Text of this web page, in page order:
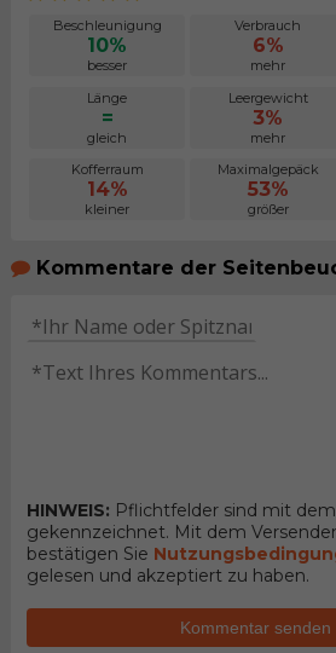
Beschleunigung
10%
besser
Verbrauch
6%
mehr
Länge
=
gleich
Leergewicht
3%
mehr
Kofferraum
14%
kleiner
Maximalgepäck
53%
größer
Kommentare der
HINWEIS: Pflichtfelder sind mit
gekennzeichnet. Mit dem
bestätigen Sie
gelesen und akzeptiert zu haben.
Kommentar senden